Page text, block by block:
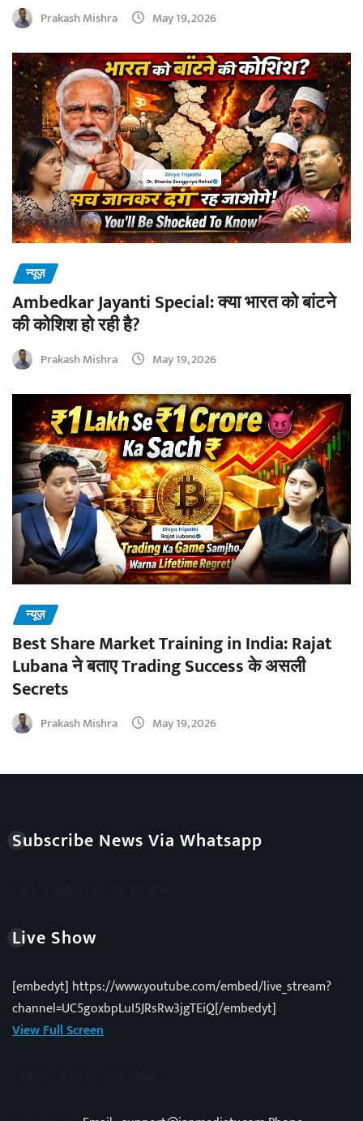
Prakash Mishra May 19, 2026
न्यूज़
Ambedkar Jayanti Special: क्या भारत को बांटने
की कोशिश हो रही है?
Prakash Mishra May 19, 2026
न्यूज़
Best Share Market Training in India: Rajat
Lubana ने बताए Trading Success के असली
Secrets
Prakash Mishra May 19, 2026
Subscribe News Via Whatsapp
Live Show
[embedyt] https://www.youtube.com/embed/live_stream?
channel=UC5goxbpLuI5JRsRw3jgTEiQ[/embedyt]
View Full Screen